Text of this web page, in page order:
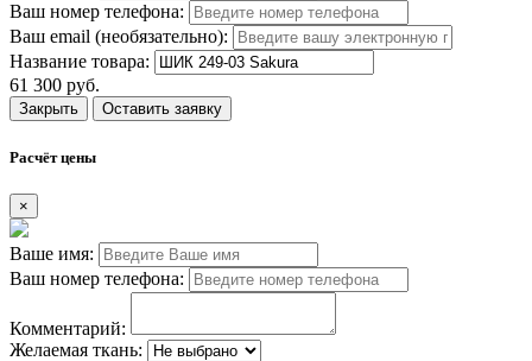
Ваш номер телефона:
Ваш email (необязательно):
Название товара:
61 300 руб.
Закрыть Оставить заявку
Расчёт цены
×
Ваше имя:
Ваш номер телефона:
Комментарий:
Желаемая ткань: